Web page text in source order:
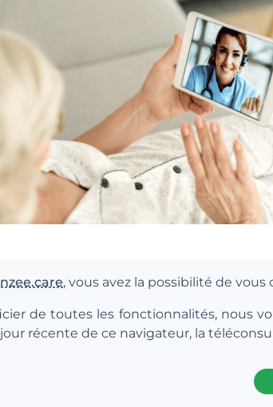
, vous avez la possibilité de
de toutes les fonctionnalités, nous
récente de ce navigateur, la